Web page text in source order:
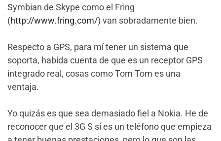
Symbian de Skype como el Fring
(http://www.fring.com/) van sobradamente bien.
Respecto a GPS, para mí tener un sistema que
soporta, habida cuenta de que es un receptor GPS
integrado real, cosas como Tom Tom es una
ventaja.
Yo quizás es que sea demasiado fiel a Nokia. He de
reconocer que el 3G S sí es un teléfono que empieza